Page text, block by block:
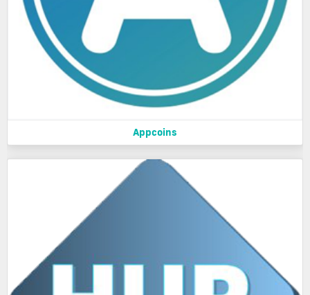
Appcoins